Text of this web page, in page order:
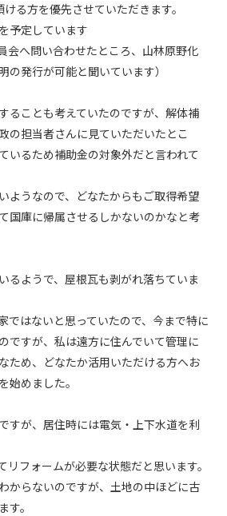
る方を優先させていただきます。
予定しています
会へ問い合わせたところ、山林原野化
の発行が可能と聞いています）
ることも考えていたのですが、解体補
の担当者さんに見ていただいたとこ
いるため補助金の対象外だと言われて
ようなので、どなたからもご取得希望
国庫に帰属させるしかないのかなと考
るようで、屋根瓦も剥がれ落ちていま
ではないと思っていたので、今まで特に
ですが、私は遠方に住んでいて管理に
ため、どなたか活用いただける方へお
始めました。
すが、居住時には電気・上下水道を利
リフォームが必要な状態だと思います。
からないのですが、土地の中ほどに古
。